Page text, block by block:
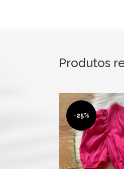
Produtos
-25%